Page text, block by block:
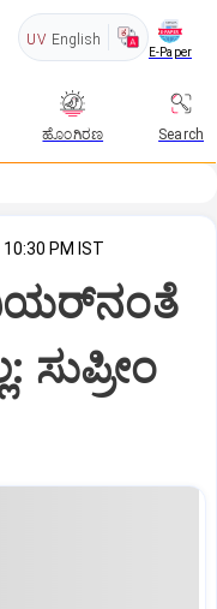
UV English
E-Paper
ಹೊಂಗಿರಣ Search
10:30 PM IST
ಸುಪ್ರೀಂ